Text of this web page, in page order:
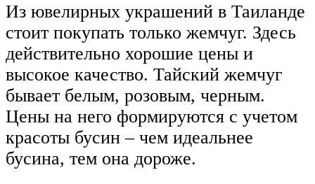
Из ювелирных украшений в Таиланде
стоит покупать только жемчуг. Здесь
действительно хорошие цены и
высокое качество. Тайский жемчуг
бывает белым, розовым, черным.
Цены на него формируются с учетом
красоты бусин – чем идеальнее
бусина, тем она дороже.